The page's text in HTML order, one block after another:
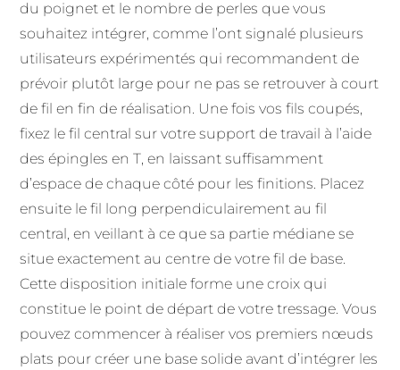
du poignet et le nombre de perles que vous
souhaitez intégrer, comme l’ont signalé plusieurs
utilisateurs expérimentés qui recommandent de
prévoir plutôt large pour ne pas se retrouver à court
de fil en fin de réalisation. Une fois vos fils coupés,
fixez le fil central sur votre support de travail à l’aide
des épingles en T, en laissant suffisamment
d’espace de chaque côté pour les finitions. Placez
ensuite le fil long perpendiculairement au fil
central, en veillant à ce que sa partie médiane se
situe exactement au centre de votre fil de base.
Cette disposition initiale forme une croix qui
constitue le point de départ de votre tressage. Vous
pouvez commencer à réaliser vos premiers nœuds
plats pour créer une base solide avant d’intégrer les